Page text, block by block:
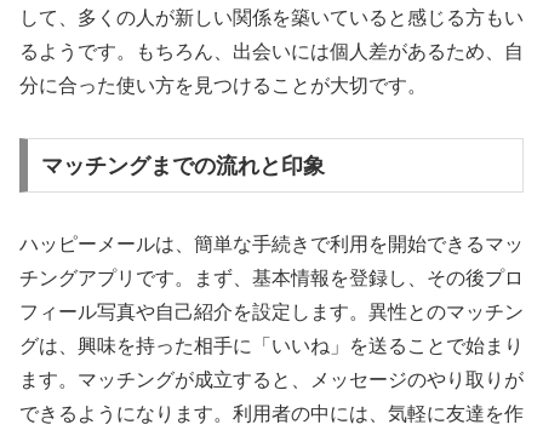
して、多くの人が新しい関係を築いていると感じる方もい
るようです。もちろん、出会いには個人差があるため、自
分に合った使い方を見つけることが大切です。
マッチングまでの流れと印象
ハッピーメールは、簡単な手続きで利用を開始できるマッ
チングアプリです。まず、基本情報を登録し、その後プロ
フィール写真や自己紹介を設定します。異性とのマッチン
グは、興味を持った相手に「いいね」を送ることで始まり
ます。マッチングが成立すると、メッセージのやり取りが
できるようになります。利用者の中には、気軽に友達を作